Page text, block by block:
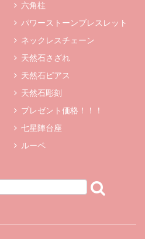
六角柱
パワーストーンブレスレット
ネックレスチェーン
天然石さざれ
天然石ピアス
天然石彫刻
プレゼント価格！！！
七星陣台座
ルーペ